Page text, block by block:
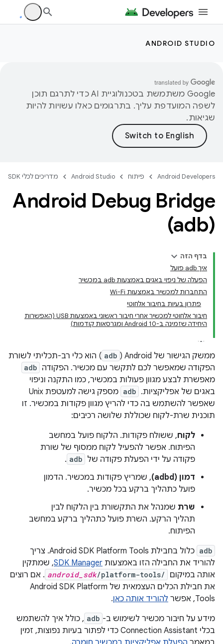
ANDROID STUDIO
‫Google משתמשת בטכנולוגיית AI כדי לתרגם תוכן
לשפה המועדפת עליך. בתרגומים כאלו עשויות להיות
שגיאות.
Android Developers פיתוח Android Studio מדריכים לכלי SDK
Android Debug Bridge
(adb)
בדף הזה
איך adb פועל
הפעלה של ניפוי באגים באמצעות adb במכשיר
התחברות למכשיר באמצעות Wi-Fi
פתרון בעיות בחיבור אלחוטי
חיבור אלחוטי למכשיר אחרי חיבור ראשוני באמצעות USB (האפשרות
היחידה שזמינה ב-Android 10 ומגרסאות קודמות)
ממשק הגישור של Android‏ ( adb ) הוא כלי רב-תכליתי לשורת
הפקודה שמאפשר לכם לתקשר עם מכשיר. הפקודה adb
מאפשרת לבצע מגוון פעולות במכשיר, כמו התקנה וניפוי
באגים של אפליקציות. ‫ adb
מספק גישה למעטפת Unix
שאפשר להשתמש בה כדי להריץ מגוון פקודות במכשיר. זו
תוכנית שרת-לקוח שכוללת שלושה רכיבים:
לקוח, ששולח פקודות. הלקוח פועל במחשב
הפיתוח. אפשר להפעיל לקוח ממסוף של שורת
פקודה על ידי הפעלת פקודה של adb
.
דמון (adbd)
, שמריץ פקודות במכשיר. הדמון
פועל כתהליך ברקע בכל מכשיר.
שרת שמנהל את התקשורת בין הלקוח לבין
תהליך הרקע. השרת פועל כתהליך ברקע במחשב
הפיתוח.
adb
כלול בחבילת Android SDK Platform Tools. צריך
להוריד את החבילה הזו באמצעות SDK Manager, שמתקין
אותה במיקום
android_sdk/platform-tools/
. אם רוצים
את חבילת הכלים העצמאית של Android SDK Platform
Tools, אפשר
להוריד אותה כאן.
מידע על חיבור מכשיר לשימוש ב- adb , כולל איך להשתמש
בכלי Connection Assistant כדי לפתור בעיות נפוצות, זמין